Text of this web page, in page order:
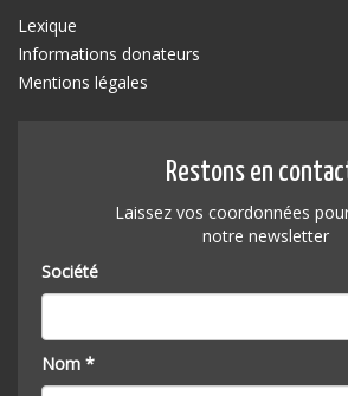
Lexique
Informations donateurs
Mentions légales
Restons en
Laissez vos coordonnées
notre newsletter
Société
Nom *